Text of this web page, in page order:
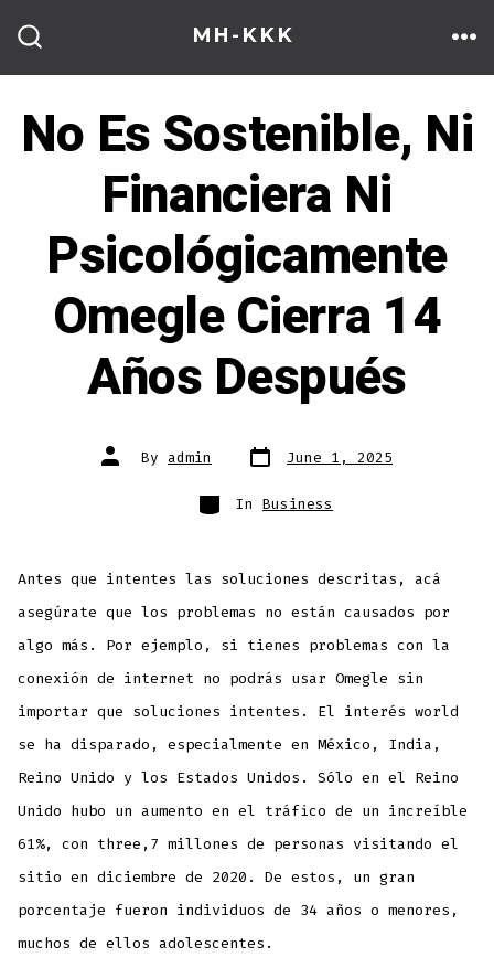
content
MH-KKK
No Es Sostenible, Ni
Financiera Ni
Psicológicamente
Omegle Cierra 14
Años Después
Post
author
By admin Post
date
June 1, 2025
Categories
In Business
Antes que intentes las soluciones descritas, acá
asegúrate que los problemas no están causados por
algo más. Por ejemplo, si tienes problemas con la
conexión de internet no podrás usar Omegle sin
importar que soluciones intentes. El interés world
se ha disparado, especialmente en México, India,
Reino Unido y los Estados Unidos. Sólo en el Reino
Unido hubo un aumento en el tráfico de un increíble
61%, con three,7 millones de personas visitando el
sitio en diciembre de 2020. De estos, un gran
porcentaje fueron individuos de 34 años o menores,
muchos de ellos adolescentes.